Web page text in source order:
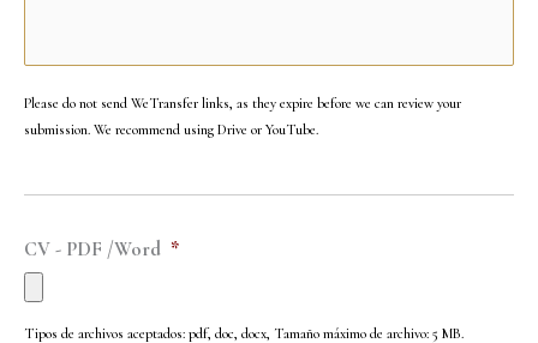
Please do not send WeTransfer links, as they expire before we can review your
submission. We recommend using Drive or YouTube.
CV - PDF /Word *
Tipos de archivos aceptados: pdf, doc, docx, Tamaño máximo de archivo: 5 MB.